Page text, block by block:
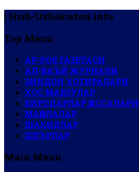
| Hizb-Uzbekiston.info
Top Menu
АР-РОЯ ГАЗЕТАСИ
АЛ-ВАЪЙ ЖУРНАЛИ
ЗИНДОН ХОТИРАЛАРИ
ХОС МАВЗУЛАР
БИРОДАРЛАР ҚИССАЛАРИ
МАҚОЛАЛАР
ШАҲИДЛАР
ШЕЪРЛАР
Main Menu